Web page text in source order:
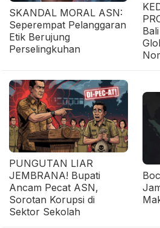
SKANDAL MORAL ASN:
Seperempat Pelanggaran
Etik Berujung
Perselingkuhan
PUNGUTAN LIAR
JEMBRANA! Bupati
Ancam Pecat ASN,
Sorotan Korupsi di
Sektor Sekolah